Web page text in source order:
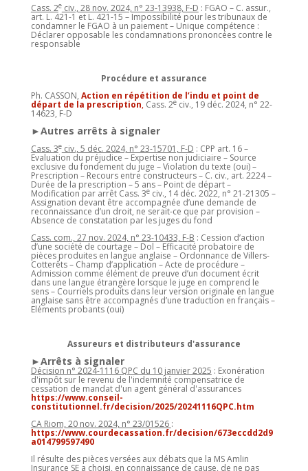
Cass. 2eciv., 28 nov. 2024, n° 23-13938, F-D : FGAO – C. assur.,
art. L. 421-1 et L. 421-15 – Impossibilité pour les tribunaux de
condamner le FGAO à un paiement – Unique compétence :
Déclarer opposable les condamnations prononcées contre le
responsable
Procédure et assurance
Ph. CASSON, Action en répétition de l’indu et point de
départ de la prescription,Cass. 2eciv., 19 déc. 2024, n° 22-
14623, F-D
►Autres arrêts à signaler
Cass. 3eciv., 5 déc. 2024, n° 23-15701, F-D : CPP art. 16 –
Evaluation du préjudice – Expertise non judiciaire – Source
exclusive du fondement du juge – Violation du texte (oui) –
Prescription – Recours entre constructeurs – C. civ., art. 2224 –
Durée de la prescription – 5 ans – Point de départ –
Modification par arrêt Cass. 3eciv., 14 déc. 2022, n° 21-21305 –
Assignation devant être accompagnée d’une demande de
reconnaissance d’un droit, ne serait-ce que par provision –
Absence de constatation par les juges du fond
Cass. com., 27 nov. 2024, n° 23-10433, F-B : Cession d’action
d’une société de courtage – Dol – Efficacité probatoire de
pièces produites en langue anglaise – Ordonnance de Villers-
Cotterêts – Champ d’application – Acte de procédure –
Admission comme élément de preuve d’un document écrit
dans une langue étrangère lorsque le juge en comprend le
sens – Courriels produits dans leur version originale en langue
anglaise sans être accompagnés d’une traduction en français –
Eléments probants (oui)
Assureurs et distributeurs d'assurance
►Arrêts à signaler
Décision n° 2024-1116 QPC du 10 janvier 2025 : Exonération
d'impôt sur le revenu de l'indemnité compensatrice de
cessation de mandat d'un agent général d'assurances
https://www.conseil-
constitutionnel.fr/decision/2025/20241116QPC.htm
CA Riom, 20 nov. 2024, n° 23/01526 :
https://www.courdecassation.fr/decision/673eccdd2d9
a014799597490
Il résulte des pièces versées aux débats que la MS Amlin
Insurance SE a choisi, en connaissance de cause, de ne pas